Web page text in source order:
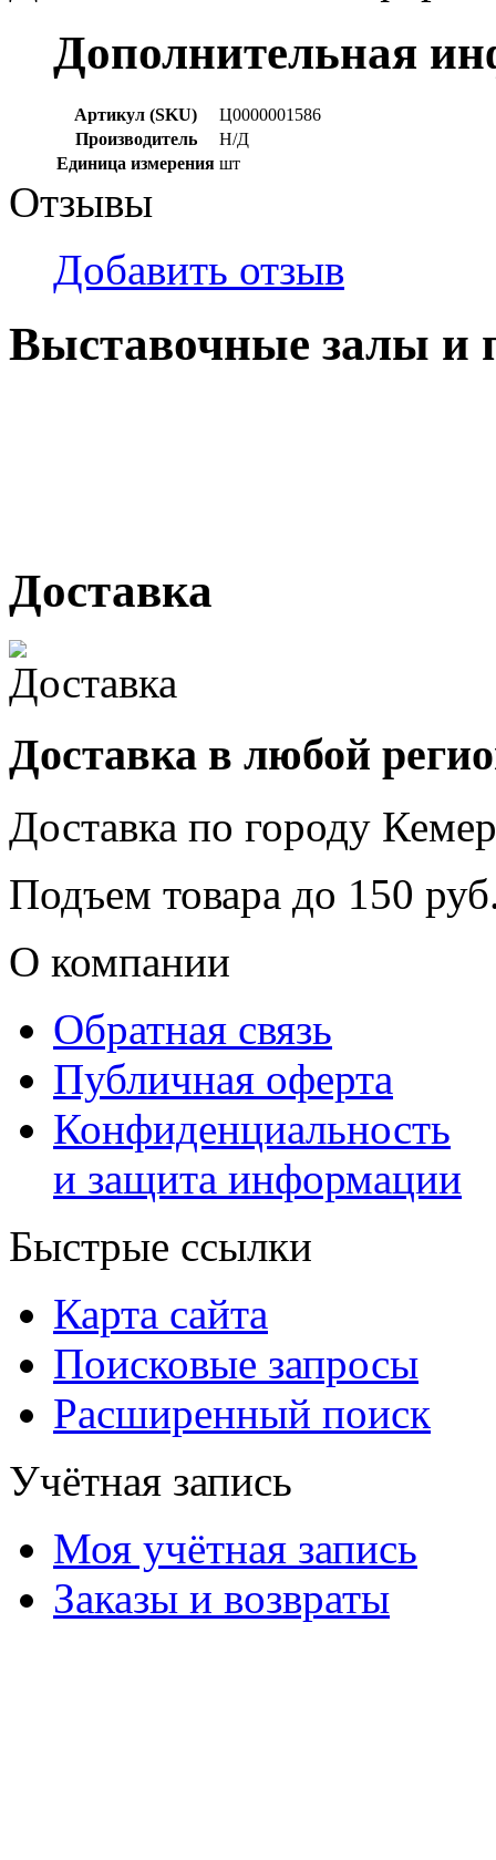
Дополнительная
Артикул (SKU)
Ц0000001586
Производитель
Н/Д
Единица измерения шт
Отзывы
Добавить отзыв
Выставочные залы и
Доставка
Доставка в любой
Доставка по городу
Подъем товара до 150
О компании
Обратная связь
Публичная оферта
Конфиденциальность
и защита информации
Быстрые ссылки
Карта сайта
Поисковые запросы
Расширенный поиск
Учётная запись
Моя учётная запись
Заказы и возвраты